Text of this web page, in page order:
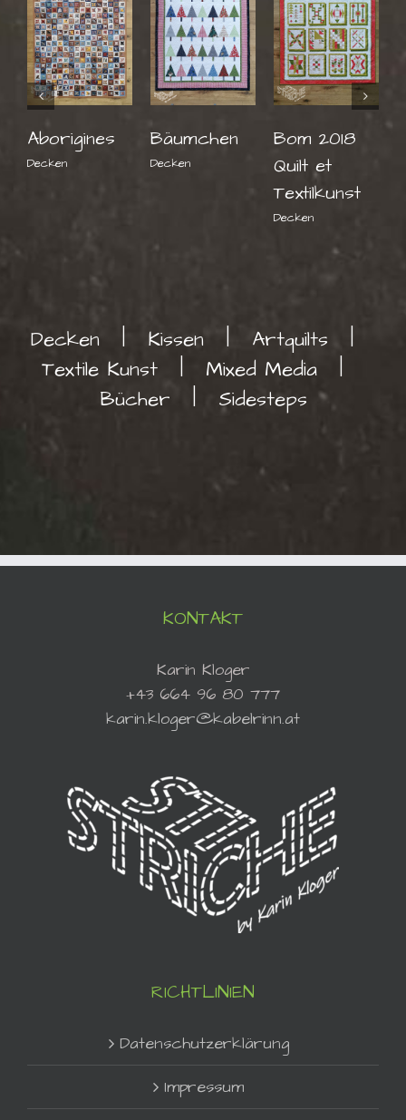
Aborigines
Decken
Bäumchen
Decken
Bom 2018
Quilt et
Textilkunst
Decken
Decken Kissen
Artquilts
Textile Kunst
Mixed Media
Bücher
Sidesteps
KONTAKT
Karin Kloger
+43 664 96 80 777
karin.kloger@kabelrinn.at
RICHTLINIEN
Datenschutzerklärung
Impressum